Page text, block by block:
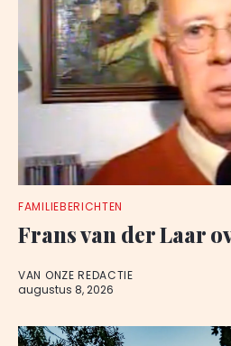
FAMILIEBERICHTEN
Frans van der Laar
VAN ONZE REDACTIE
augustus 8, 2026